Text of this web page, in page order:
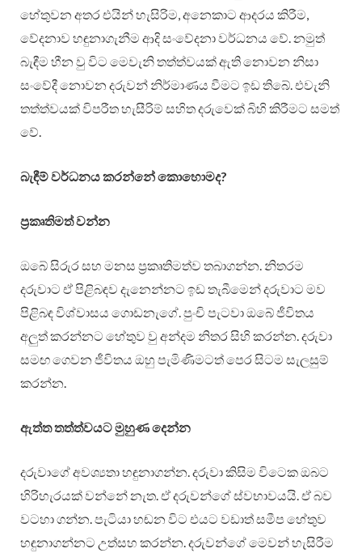
හේතුවන අතර එයින් හැසිරිම, අනෙකාට ආදරය කිරීම,
වේදනාව හඳුනාගැනීම ආදි සංවේදනා වර්ධනය වේ. නමුත්
බැඳීම හීන වු විට මෙවැනි තත්ත්වයක් ඇති නොවන නිසා
සංවේදී නොවන දරුවන් නිර්මාණය වීමට ඉඩ තිබේ. එවැනි
තත්ත්වයක් විපරීත හැසීරිම් සහිත දරුවෙක් බිහි කිරීමට සමත්
වේ.
බැඳීම් වර්ධනය කරන්නේ කොහොමද?
ප්‍රකෘතිමත් වන්න
ඔබේ සිරුර සහ මනස ප්‍රකෘතිමත්ව තබාගන්න. නිතරම
දරුවාට ඒ පිළිබඳව දැනෙන්නට ඉඩ තැබීමෙන් දරුවාට මව
පිළිබඳ විශ්වාසය ගොඩනැගේ. පුංචි පැටවා ඔබේ ජීවිතය
අලුත් කරන්නට හේතුව වු අන්දම නිතර සිහි කරන්න. දරුවා
සමඟ ගෙවන ජීවිතය ඔහු පැමිණිමටත් පෙර සිටම සැලසුම්
කරන්න.
ඇත්ත තත්ත්වයට මුහුණ දෙන්න
දරුවාගේ අවශ්‍යතා හඳුනාගන්න. දරුවා කිසිම විටෙක ඔබට
හිරිහැරයක් වන්නේ නැත. ඒ දරුවන්ගේ ස්වභාවයයි. ඒ බව
වටහා ගන්න. පැටියා හඬන විට එයට වඩාත් සමීප හේතුව
හඳුනාගන්නට උත්සහ කරන්න. දරුවන්ගේ මෙවන් හැසිරීම